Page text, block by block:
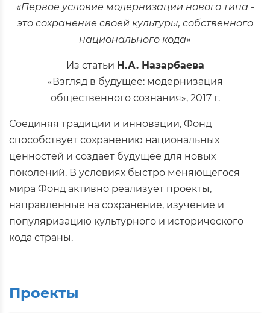
«Первое условие модернизации нового типа -
это сохранение своей культуры, собственного
национального кода»
Из статьи Н.А. Назарбаева
«Взгляд в будущее: модернизация
общественного сознания», 2017 г.
Соединяя традиции и инновации, Фонд
способствует сохранению национальных
ценностей и создает будущее для новых
поколений. В условиях быстро меняющегося
мира Фонд активно реализует проекты,
направленные на сохранение, изучение и
популяризацию культурного и исторического
кода страны.
Проекты